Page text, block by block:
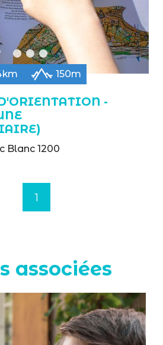
150m
-
Blanc 1200
1
associées